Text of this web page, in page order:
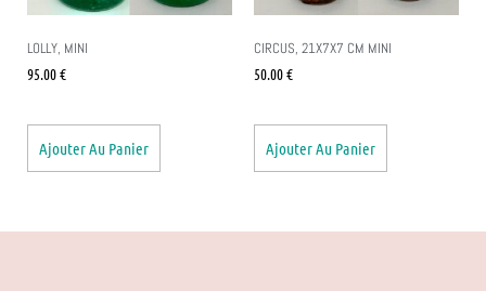
LOLLY, MINI
95.00€
Ajouter Au Panier
CIRCUS, 21X7X7 CM MINI
50.00€
Ajouter Au Panier